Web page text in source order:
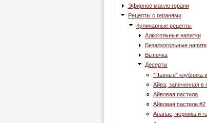
Эфирное масло герани
Рецепты с геранями
Кулинарные рецепты
Алкогольные напитки
Безалкогольные
Выпечка
Десерты
"Пьяные" клубника
Айва, запеченная в
Айвовая пастила
Айвовая пастила #2
Ананас, черника и